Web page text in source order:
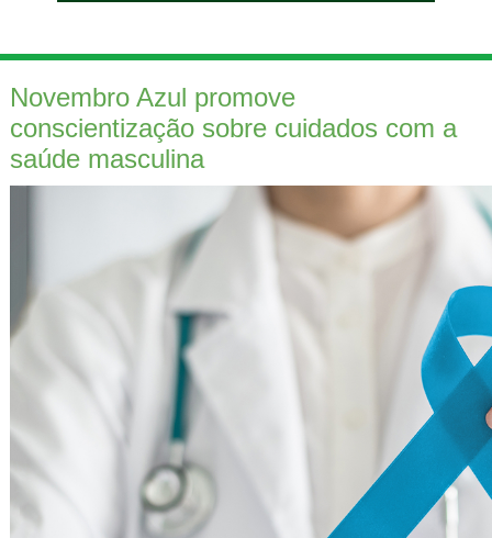
Novembro Azul promove
conscientização sobre cuidados com a
saúde masculina